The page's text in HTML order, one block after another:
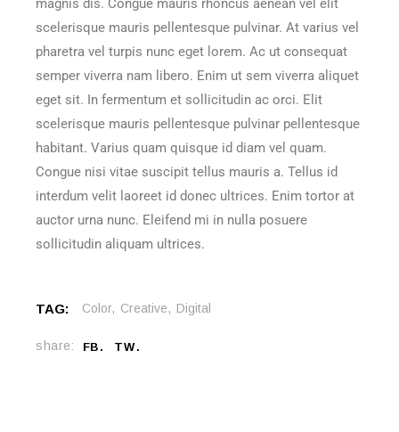
magnis dis. Congue mauris rhoncus aenean vel elit
scelerisque mauris pellentesque pulvinar. At varius vel
pharetra vel turpis nunc eget lorem. Ac ut consequat
semper viverra nam libero. Enim ut sem viverra aliquet
eget sit. In fermentum et sollicitudin ac orci. Elit
scelerisque mauris pellentesque pulvinar pellentesque
habitant. Varius quam quisque id diam vel quam.
Congue nisi vitae suscipit tellus mauris a. Tellus id
interdum velit laoreet id donec ultrices. Enim tortor at
auctor urna nunc. Eleifend mi in nulla posuere
sollicitudin aliquam ultrices.
TAG: Color Creative Digital
share: FB TW